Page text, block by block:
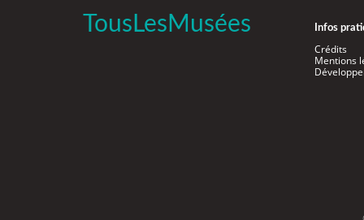
TousLesMusées Infos
Crédits
Mentions